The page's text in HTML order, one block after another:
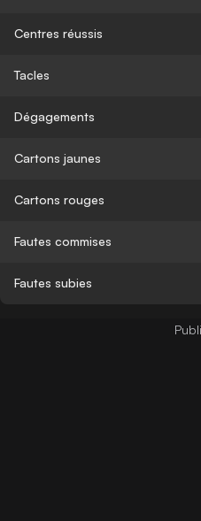
Centres réussis
Tacles
Dégagements
Cartons jaunes
Cartons rouges
Fautes commises
Fautes subies